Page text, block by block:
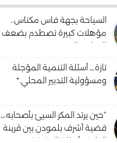
السياحة بجهة فاس مكناس..
مؤهلات كبيرة تصطدم بضعف
البنيات والترويج
تازة… أسئلة التنمية المؤجلة
ومسؤولية التدبير المحلي.*
“حين يرتد المكر السيئ بأصحابه…
قضية أشرف بلمودن بين قرينة
البراءة وأسئلة الحقيقة”.